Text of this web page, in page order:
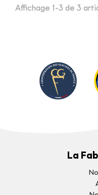
Affichage 1-3 de 3
La